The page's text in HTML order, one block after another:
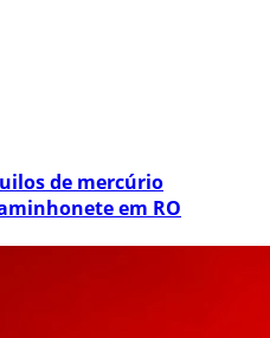
de mercúrio
em RO